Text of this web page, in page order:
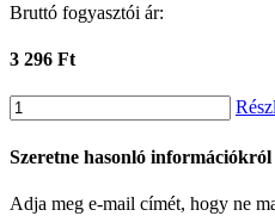
Bruttó fogyasztói ár:
3 296 Ft
Szeretne hasonló információkról
Adja meg e-mail címét, hogy ne